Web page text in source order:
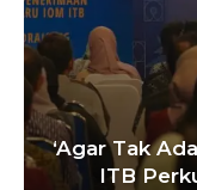
‘Agar Tak
ITB